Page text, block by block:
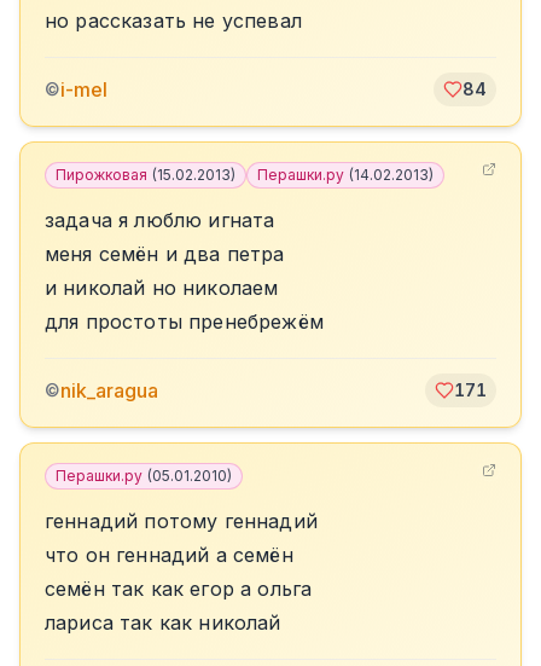
но рассказать не успевал
©i-mel 84
Пирожковая (15.02.2013) Перашки.ру (14.02.2013)
задача я люблю игната
меня семён и два петра
и николай но николаем
для простоты пренебрежём
©nik_aragua 171
Перашки.ру (05.01.2010)
геннадий потому геннадий
что он геннадий а семён
семён так как егор а ольга
лариса так как николай